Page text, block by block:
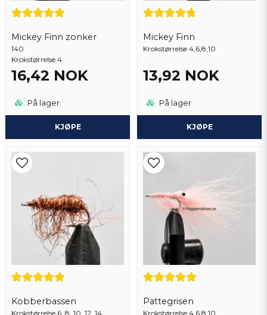
Mickey Finn zonker
140
Krokstørrelse 4
16,42 NOK
På lager
KJØPE
Mickey Finn
Krokstørrelse 4,6,8,10
13,92 NOK
På lager
KJØPE
Kobberbassen
Krokstørrelse 6, 8, 10, 12, 14
Pattegrisen
Krokstørrelse 4,6,8,10
Send spørsmål